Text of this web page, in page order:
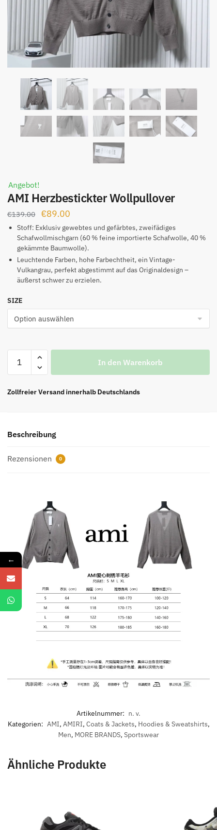
Angebot!
AMI Herzbestickter Wollpullover
€139.00
Ursprünglicher
Preis
war:
€139.00
€89.00
Preis
ist:
€89.00.
Stoff: Exklusiv gewebtes und gefärbtes, zweifädiges
Schafwollmischgarn (60 % feine importierte Schafwolle, 40 %
gekämmte Baumwolle).
Leuchtende Farben, hohe Farbechtheit, ein Vintage-
Vulkangrau, perfekt abgestimmt auf das Originaldesign –
äußerst schwer zu erzielen.
SIZE
Herzbestickter
Menge
In den Warenkorb
Zollfreier Versand innerhalb Deutschlands
Beschreibung
Rezensionen 0
Artikelnummer: n. v.
Kategorien: AMI, AMIRI, Coats & Jackets, Hoodies & Sweatshirts,
Men, MORE BRANDS, Sportswear
Ähnliche Produkte
←